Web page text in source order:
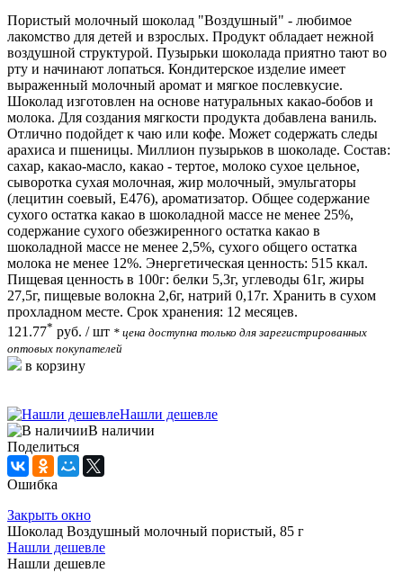
Пористый молочный шоколад "Воздушный" - любимое
лакомство для детей и взрослых. Продукт обладает нежной
воздушной структурой. Пузырьки шоколада приятно тают во
рту и начинают лопаться. Кондитерское изделие имеет
выраженный молочный аромат и мягкое послевкусие.
Шоколад изготовлен на основе натуральных какао-бобов и
молока. Для создания мягкости продукта добавлена ваниль.
Отлично подойдет к чаю или кофе. Может содержать следы
арахиса и пшеницы. Миллион пузырьков в шоколаде. Состав:
сахар, какао-масло, какао - тертое, молоко сухое цельное,
сыворотка сухая молочная, жир молочный, эмульгаторы
(лецитин соевый, Е476), ароматизатор. Общее содержание
сухого остатка какао в шоколадной массе не менее 25%,
содержание сухого обезжиренного остатка какао в
шоколадной массе не менее 2,5%, сухого общего остатка
молока не менее 12%. Энергетическая ценность: 515 ккал.
Пищевая ценность в 100г: белки 5,3г, углеводы 61г, жиры
27,5г, пищевые волокна 2,6г, натрий 0,17г. Хранить в сухом
прохладном месте. Срок хранения: 12 месяцев.
121.77* руб. / шт * цена доступна только для зарегистрированных
оптовых покупателей
в корзину
Нашли дешевле
В наличии
Поделиться
Ошибка
Закрыть окно
Шоколад Воздушный молочный пористый, 85 г
Нашли дешевле
Нашли дешевле